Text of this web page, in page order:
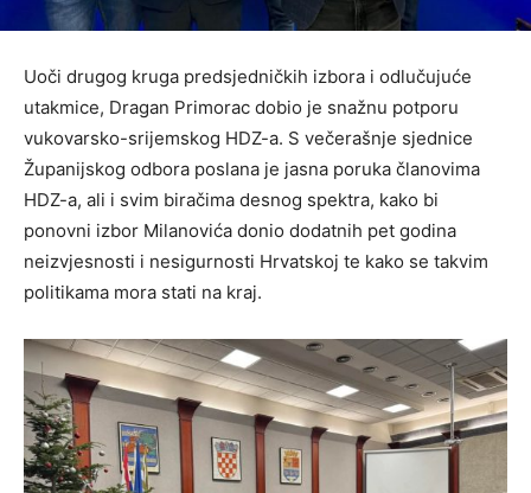
Uoči drugog kruga predsjedničkih izbora i odlučujuće
utakmice, Dragan Primorac dobio je snažnu potporu
vukovarsko-srijemskog HDZ-a. S večerašnje sjednice
Županijskog odbora poslana je jasna poruka članovima
HDZ-a, ali i svim biračima desnog spektra, kako bi
ponovni izbor Milanovića donio dodatnih pet godina
neizvjesnosti i nesigurnosti Hrvatskoj te kako se takvim
politikama mora stati na kraj.